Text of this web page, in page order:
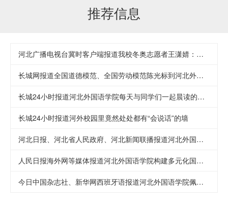
推荐信息
河北广播电视台冀时客户端报道我校冬奥志愿者王潇婧：志愿者伙伴们既有责任心，又充满才华和智慧
长城网报道全国道德模范、全国劳动模范陈光标到河北外国语学院举办专场报告会
长城24小时报道河北外国语学院每天与同学们一起晨读的孙校长
长城24小时报道河外校园里竟然处处都有“会说话”的墙
河北日报、河北省人民政府、河北新闻联播报道河北外国语学院佩雷斯院士获2020年度“燕赵友谊奖”
人民日报海外网等媒体报道河北外国语学院构建多元化国际合作模式
今日中国杂志社、新华网西班牙语报道河北外国语学院佩雷斯院士“一带一路”研究成果发布会